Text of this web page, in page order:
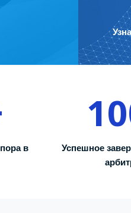
в
Успешное